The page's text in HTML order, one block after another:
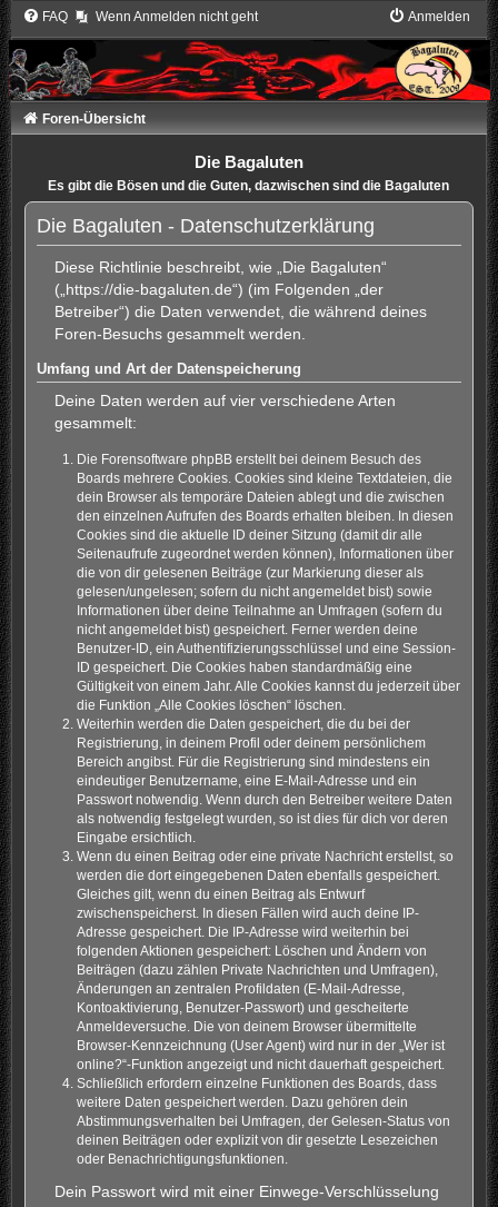
FAQ Wenn Anmelden nicht geht Anmelden
Foren-Übersicht
Die Bagaluten
Es gibt die Bösen und die Guten, dazwischen sind die Bagaluten
Die Bagaluten - Datenschutzerklärung
Diese Richtlinie beschreibt, wie „Die Bagaluten“
(„https://die-bagaluten.de“) (im Folgenden „der
Betreiber“) die Daten verwendet, die während deines
Foren-Besuchs gesammelt werden.
Umfang und Art der Datenspeicherung
Deine Daten werden auf vier verschiedene Arten
gesammelt:
Die Forensoftware phpBB erstellt bei deinem Besuch des
Boards mehrere Cookies. Cookies sind kleine Textdateien, die
dein Browser als temporäre Dateien ablegt und die zwischen
den einzelnen Aufrufen des Boards erhalten bleiben. In diesen
Cookies sind die aktuelle ID deiner Sitzung (damit dir alle
Seitenaufrufe zugeordnet werden können), Informationen über
die von dir gelesenen Beiträge (zur Markierung dieser als
gelesen/ungelesen; sofern du nicht angemeldet bist) sowie
Informationen über deine Teilnahme an Umfragen (sofern du
nicht angemeldet bist) gespeichert. Ferner werden deine
Benutzer-ID, ein Authentifizierungsschlüssel und eine Session-
ID gespeichert. Die Cookies haben standardmäßig eine
Gültigkeit von einem Jahr. Alle Cookies kannst du jederzeit über
die Funktion „Alle Cookies löschen“ löschen.
Weiterhin werden die Daten gespeichert, die du bei der
Registrierung, in deinem Profil oder deinem persönlichem
Bereich angibst. Für die Registrierung sind mindestens ein
eindeutiger Benutzername, eine E-Mail-Adresse und ein
Passwort notwendig. Wenn durch den Betreiber weitere Daten
als notwendig festgelegt wurden, so ist dies für dich vor deren
Eingabe ersichtlich.
Wenn du einen Beitrag oder eine private Nachricht erstellst, so
werden die dort eingegebenen Daten ebenfalls gespeichert.
Gleiches gilt, wenn du einen Beitrag als Entwurf
zwischenspeicherst. In diesen Fällen wird auch deine IP-
Adresse gespeichert. Die IP-Adresse wird weiterhin bei
folgenden Aktionen gespeichert: Löschen und Ändern von
Beiträgen (dazu zählen Private Nachrichten und Umfragen),
Änderungen an zentralen Profildaten (E-Mail-Adresse,
Kontoaktivierung, Benutzer-Passwort) und gescheiterte
Anmeldeversuche. Die von deinem Browser übermittelte
Browser-Kennzeichnung (User Agent) wird nur in der „Wer ist
online?“-Funktion angezeigt und nicht dauerhaft gespeichert.
Schließlich erfordern einzelne Funktionen des Boards, dass
weitere Daten gespeichert werden. Dazu gehören dein
Abstimmungsverhalten bei Umfragen, der Gelesen-Status von
deinen Beiträgen oder explizit von dir gesetzte Lesezeichen
oder Benachrichtigungsfunktionen.
Dein Passwort wird mit einer Einwege-Verschlüsselung